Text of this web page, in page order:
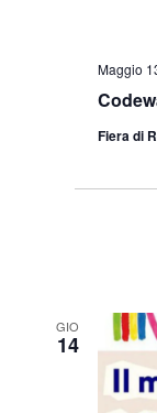
Maggio
Fiera di
GIO
14